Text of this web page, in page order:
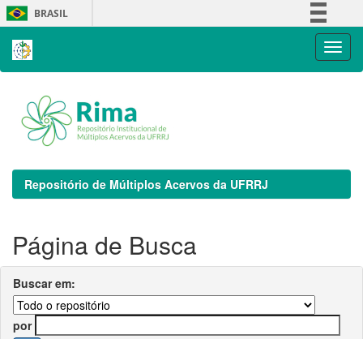
Skip
navigation
BRASIL
Repositório de Múltiplos Acervos da UFRRJ
Página de Busca
Buscar em:
por